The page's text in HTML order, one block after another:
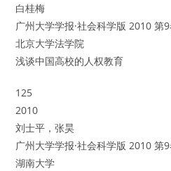
白桂梅
广州大学学报·社会科学版 2010
北京大学法学院
浅谈中国高校的人权教育
125
2010
刘士平，张昊
广州大学学报·社会科学版 2010
湖南大学